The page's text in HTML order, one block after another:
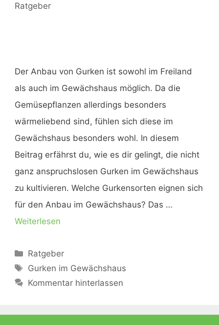
Ratgeber
Der Anbau von Gurken ist sowohl im Freiland
als auch im Gewächshaus möglich. Da die
Gemüsepflanzen allerdings besonders
wärmeliebend sind, fühlen sich diese im
Gewächshaus besonders wohl. In diesem
Beitrag erfährst du, wie es dir gelingt, die nicht
ganz anspruchslosen Gurken im Gewächshaus
zu kultivieren. Welche Gurkensorten eignen sich
für den Anbau im Gewächshaus? Das …
Weiterlesen
Kategorien
Ratgeber
Schlagwörter
Gurken im Gewächshaus
Kommentar hinterlassen